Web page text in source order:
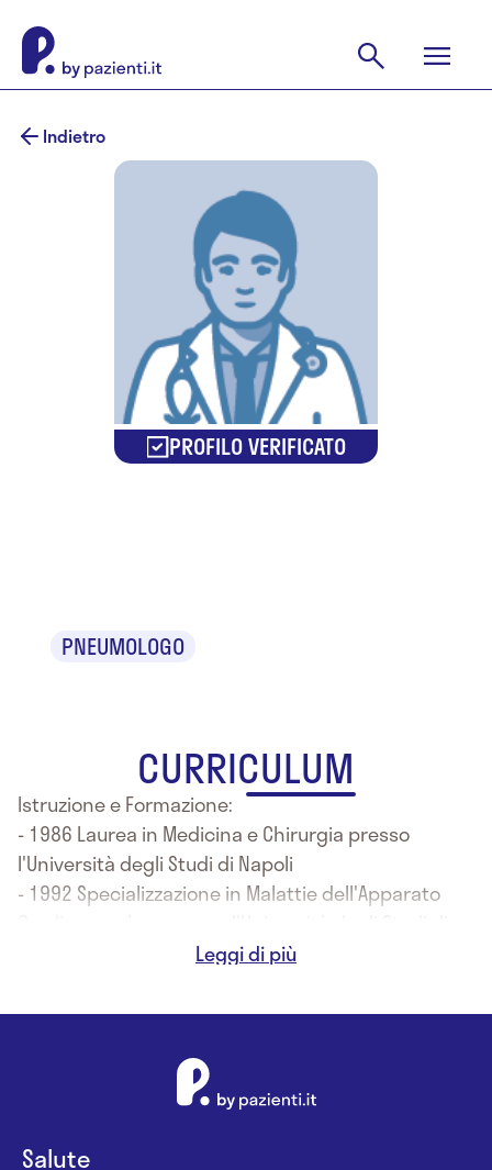
Indietro
PROFILO VERIFICATO
PNEUMOLOGO
CURRICULUM
Istruzione e Formazione:
- 1986 Laurea in Medicina e Chirurgia presso
l'Università degli Studi di Napoli
- 1992 Specializzazione in Malattie dell'Apparato
Salute